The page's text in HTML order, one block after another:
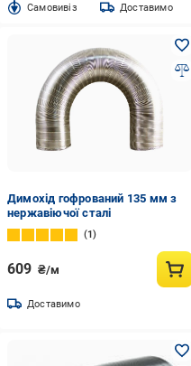
Cамовивіз Доставимо
Димохід гофрований 135 мм з
нержавіючої сталі
1
609 ₴/м
Доставимо